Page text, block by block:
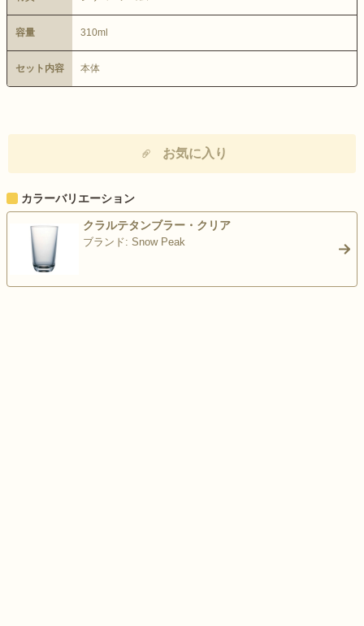
容量 310ml
セット内容 本体
お気に入り
カラーバリエーション
クラルテタンブラー・クリア
ブランド: Snow Peak